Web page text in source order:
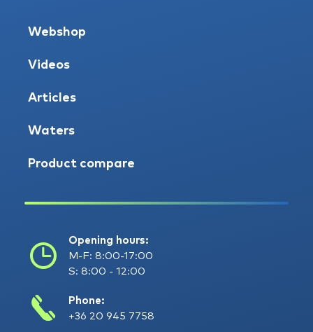
Webshop
Videos
Articles
Waters
Product compare
Opening hours:
M-F: 8:00-17:00
S: 8:00 - 12:00
Phone:
+36 20 945 7758